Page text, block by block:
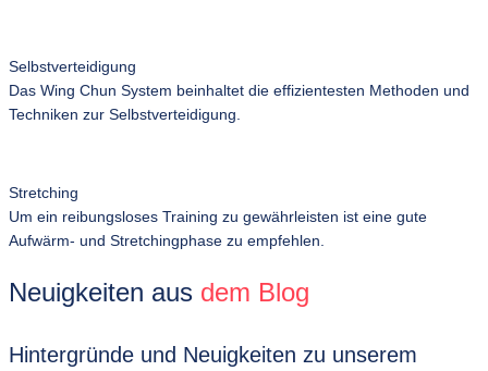
Selbstverteidigung
Das Wing Chun System beinhaltet die effizientesten Methoden und
Techniken zur Selbstverteidigung.
Stretching
Um ein reibungsloses Training zu gewährleisten ist eine gute
Aufwärm- und Stretchingphase zu empfehlen.
Neuigkeiten aus dem Blog
Hintergründe und Neuigkeiten zu unserem